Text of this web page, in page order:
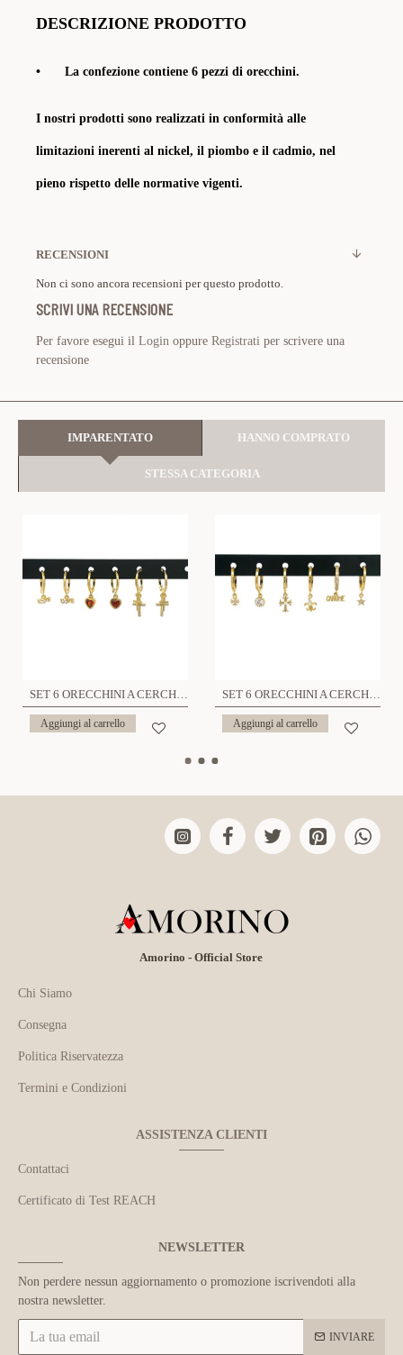
DESCRIZIONE PRODOTTO
• La confezione contiene 6 pezzi di orecchini.
I nostri prodotti sono realizzati in conformità alle
limitazioni inerenti al nickel, il piombo e il cadmio, nel
pieno rispetto delle normative vigenti.
RECENSIONI
Non ci sono ancora recensioni per questo prodotto.
SCRIVI UNA RECENSIONE
Per favore esegui il Login oppure Registrati per scrivere una
recensione
IMPARENTATO HANNO COMPRATO
STESSA CATEGORIA
SET 6 ORECCHINI A CERCHIO - PC231048E988
Aggiungi al carrello
SET 6 ORECCHINI A CERCHIO - PC231048E984
Aggiungi al carrello
Amorino - Official Store
Chi Siamo
Consegna
Politica Riservatezza
Termini e Condizioni
ASSISTENZA CLIENTI
Contattaci
Certificato di Test REACH
NEWSLETTER
Non perdere nessun aggiornamento o promozione iscrivendoti alla
nostra newsletter.
INVIARE